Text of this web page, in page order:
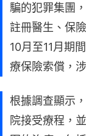
騙的犯罪集團
註冊醫生、保
10月至11月期
療保險索償，
根據調查顯示
院接受療程，